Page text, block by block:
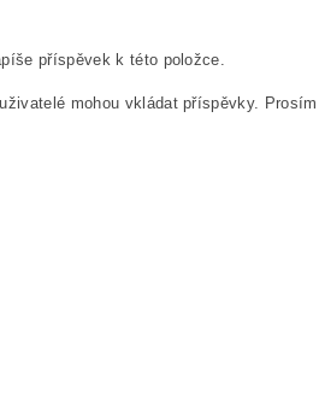
příspěvek k této položce.
mohou vkládat příspěvky. Prosím